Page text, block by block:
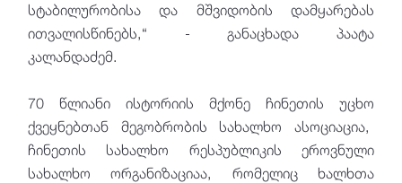
სტაბილურობისა და მშვიდობის დამყარებას
ითვალისწინებს,“ - განაცხადა პაატა
კალანდაძემ.
70 წლიანი ისტორიის მქონე ჩინეთის უცხო
ქვეყნებთან მეგობრობის სახალხო ასოციაცია,
ჩინეთის სახალხო რესპუბლიკის ეროვნული
სახალხო ორგანიზაციაა, რომელიც ხალხთა